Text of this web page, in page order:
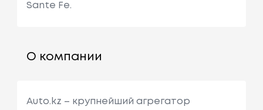
Sante Fe.
О компании
Auto.kz – крупнейший агрегатор